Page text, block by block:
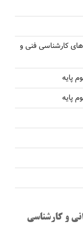
کارشناسی فنی و
و کارشناسی